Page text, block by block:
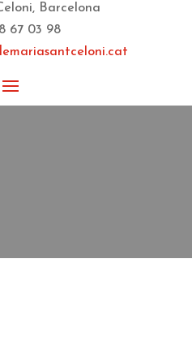
Barcelona
67 03 98